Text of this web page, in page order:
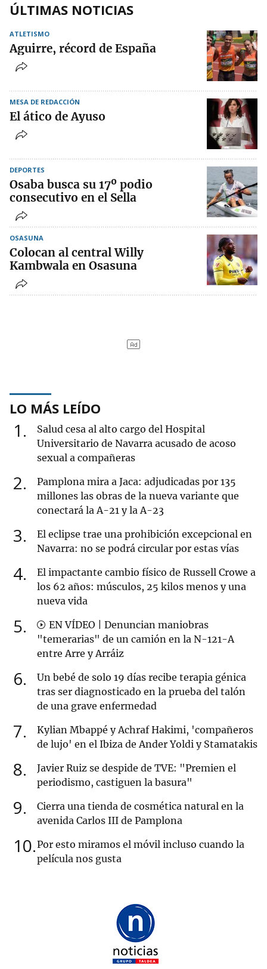
ÚLTIMAS NOTICIAS
ATLETISMO
Aguirre, récord de España
MESA DE REDACCIÓN
El ático de Ayuso
DEPORTES
Osaba busca su 17º podio
consecutivo en el Sella
OSASUNA
Colocan al central Willy
Kambwala en Osasuna
LO MÁS LEÍDO
1
Salud cesa al alto cargo del Hospital
Universitario de Navarra acusado de acoso
sexual a compañeras
2
Pamplona mira a Jaca: adjudicadas por 135
millones las obras de la nueva variante que
conectará la A-21 y la A-23
3
El eclipse trae una prohibición excepcional en
Navarra: no se podrá circular por estas vías
4
El impactante cambio físico de Russell Crowe a
los 62 años: músculos, 25 kilos menos y una
nueva vida
5
EN VÍDEO | Denuncian maniobras
"temerarias" de un camión en la N-121-A
entre Arre y Arráiz
6
Un bebé de solo 19 días recibe terapia génica
tras ser diagnosticado en la prueba del talón
de una grave enfermedad
7
Kylian Mbappé y Achraf Hakimi, 'compañeros
de lujo' en el Ibiza de Ander Yoldi y Stamatakis
8
Javier Ruiz se despide de TVE: "Premien el
periodismo, castiguen la basura"
9
Cierra una tienda de cosmética natural en la
avenida Carlos III de Pamplona
10 Por esto miramos el móvil incluso cuando la
película nos gusta